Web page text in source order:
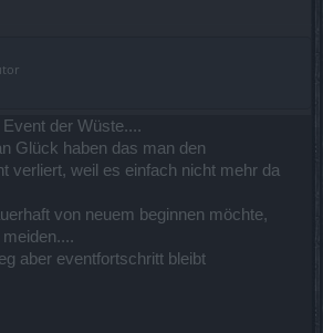
der Wüste....
Glück haben das man den
verliert, weil es einfach nicht mehr da
von neuem beginnen möchte,
aber eventfortschritt bleibt